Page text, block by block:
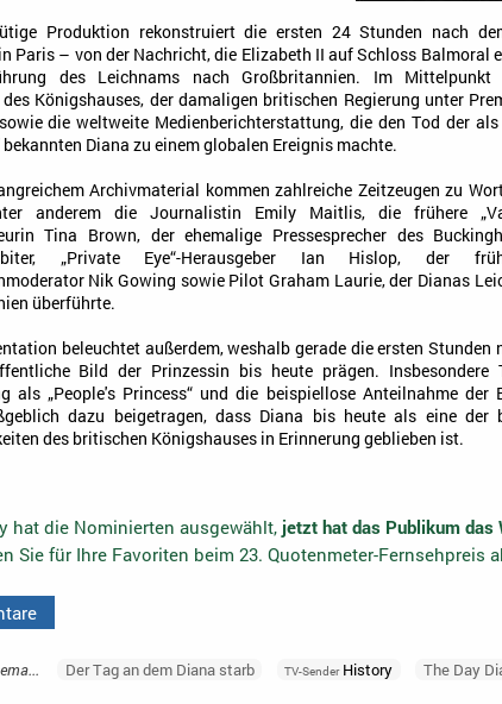
Produktion rekonstruiert die ersten 24 Stunden nach
Paris – von der Nachricht, die Elizabeth II auf Schloss Balmoral
des Leichnams nach Großbritannien. Im Mittelpunkt
des Königshauses, der damaligen britischen Regierung unter
die weltweite Medienberichterstattung, die den Tod der als
bekannten Diana zu einem globalen Ereignis machte.
Archivmaterial kommen zahlreiche Zeitzeugen zu
anderem die Journalistin Emily Maitlis, die frühere
Tina Brown, der ehemalige Pressesprecher des
„Private Eye“-Herausgeber Ian Hislop, der
Nik Gowing sowie Pilot Graham Laurie, der Dianas
überführte.
beleuchtet außerdem, weshalb gerade die ersten Stunden
Bild der Prinzessin bis heute prägen. Insbesondere
als „People's Princess“ und die beispiellose Anteilnahme der
dazu beigetragen, dass Diana bis heute als eine der
des britischen Königshauses in Erinnerung geblieben ist.
hat die Nominierten ausgewählt, jetzt hat das Publikum das
Sie für Ihre Favoriten beim 23. Quotenmeter-Fernsehpreis
Der Tag an dem Diana starb TV-SenderHistory The Day